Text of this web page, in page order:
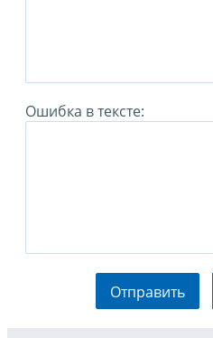
Ошибка в тексте:
Отправить